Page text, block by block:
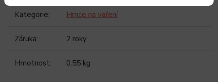
Kategorie: Hrnce na vaření
Záruka: 2 roky
Hmotnost: 0.55 kg